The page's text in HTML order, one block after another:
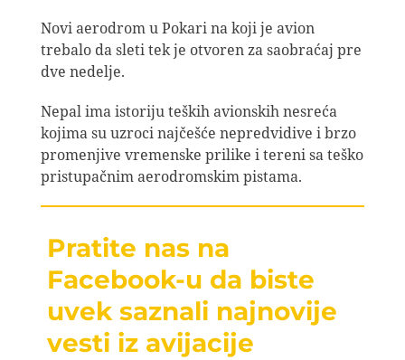
Novi aerodrom u Pokari na koji je avion
trebalo da sleti tek je otvoren za saobraćaj pre
dve nedelje.
Nepal ima istoriju teških avionskih nesreća
kojima su uzroci najčešće nepredvidive i brzo
promenjive vremenske prilike i tereni sa teško
pristupačnim aerodromskim pistama.
Pratite nas na
Facebook-u da biste
uvek saznali najnovije
vesti iz avijacije